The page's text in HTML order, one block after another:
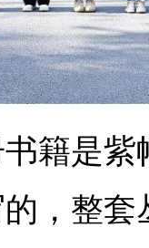
籍是
，整